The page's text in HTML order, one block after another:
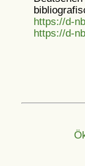
https://d-
https://d-